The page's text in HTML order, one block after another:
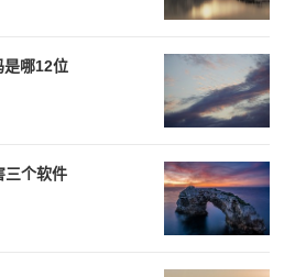
哪12位
三个软件